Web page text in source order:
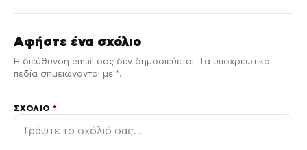
Αφήστε ένα σχόλιο
Η διεύθυνση email σας δεν δημοσιεύεται. Τα υποχρεωτικά
πεδία σημειώνονται με *.
ΣΧΌΛΙΟ*